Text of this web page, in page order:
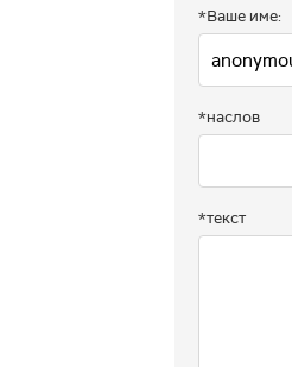
*Ваше име:
*наслов
*текст